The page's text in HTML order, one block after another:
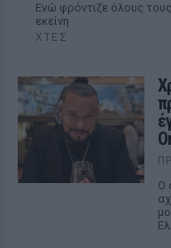
Ενώ φρόντιζε όλους
εκείνη
ΧΤΕΣ
Ο